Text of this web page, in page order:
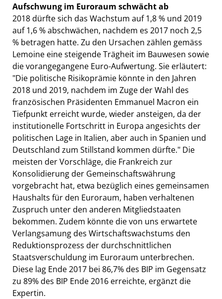
Aufschwung im Euroraum schwächt ab
2018 dürfte sich das Wachstum auf 1,8 % und 2019
auf 1,6 % abschwächen, nachdem es 2017 noch 2,5
% betragen hatte. Zu den Ursachen zählen gemäss
Lemoine eine steigende Trägheit im Bauwesen sowie
die vorangegangene Euro-Aufwertung. Sie erläutert:
"Die politische Risikoprämie könnte in den Jahren
2018 und 2019, nachdem im Zuge der Wahl des
französischen Präsidenten Emmanuel Macron ein
Tiefpunkt erreicht wurde, wieder ansteigen, da der
institutionelle Fortschritt in Europa angesichts der
politischen Lage in Italien, aber auch in Spanien und
Deutschland zum Stillstand kommen dürfte." Die
meisten der Vorschläge, die Frankreich zur
Konsolidierung der Gemeinschaftswährung
vorgebracht hat, etwa bezüglich eines gemeinsamen
Haushalts für den Euroraum, haben verhaltenen
Zuspruch unter den anderen Mitgliedstaaten
bekommen. Zudem könnte die von uns erwartete
Verlangsamung des Wirtschaftswachstums den
Reduktionsprozess der durchschnittlichen
Staatsverschuldung im Euroraum unterbrechen.
Diese lag Ende 2017 bei 86,7% des BIP im Gegensatz
zu 89% des BIP Ende 2016 erreichte, ergänzt die
Expertin.